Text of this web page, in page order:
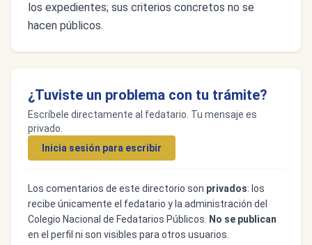
los expedientes; sus criterios concretos no se
hacen públicos.
¿Tuviste un problema con tu trámite?
Escríbele directamente al fedatario. Tu mensaje es
privado.
Inicia sesión para escribir
Los comentarios de este directorio son privados: los
recibe únicamente el fedatario y la administración del
Colegio Nacional de Fedatarios Públicos.
No se publican
en el perfil ni son visibles para otros usuarios.